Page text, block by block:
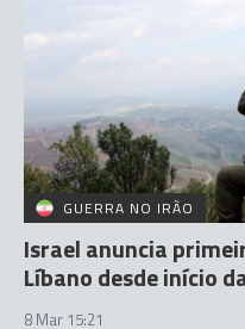
GUERRA NO IRÃO
Israel anuncia
Líbano desde início
8 Mar 15:21